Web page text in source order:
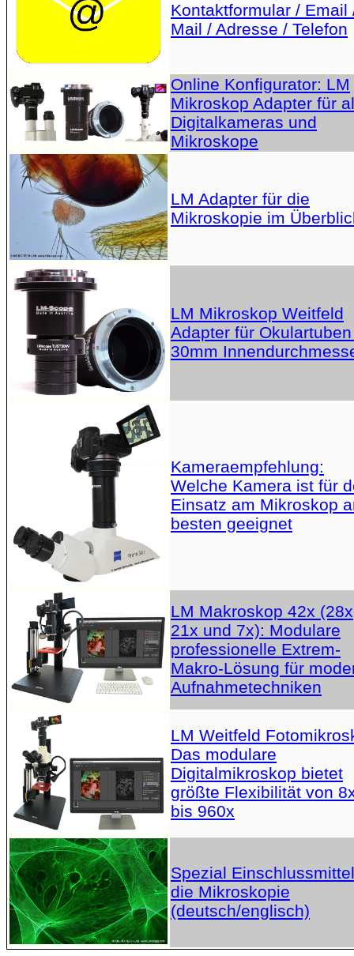
Kontaktformular / Email
Mail / Adresse / Telefon
Online Konfigurator: LM
Mikroskop Adapter für
Digitalkameras und
Mikroskope
LM Adapter für die
Mikroskopie im
LM Mikroskop Weitfeld
Adapter für
30mm
Kameraempfehlung:
Welche Kamera ist für
Einsatz am Mikroskop
besten geeignet
LM Makroskop 42x
21x und 7x): Modulare
professionelle Extrem-
Makro-Lösung für
Aufnahmetechniken
LM Weitfeld
Das modulare
Digitalmikroskop bietet
größte Flexibilität von
bis 960x
Spezial
die Mikroskopie
(deutsch/englisch)